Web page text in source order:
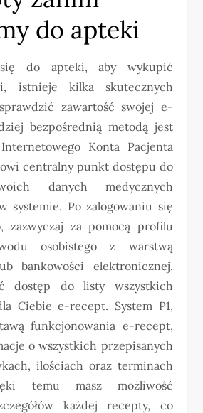
do apteki
do apteki, aby wykupić
istnieje kilka skutecznych
zawartość swojej e-
bezpośrednią metodą jest
Konta Pacjenta
centralny punkt dostępu do
danych medycznych
systemie. Po zalogowaniu się
zazwyczaj za pomocą profilu
osobistego z warstwą
bankowości elektronicznej,
dostęp do listy wszystkich
Ciebie e-recept. System P1,
funkcjonowania e-recept,
o wszystkich przepisanych
ilościach oraz terminach
temu masz możliwość
każdej recepty, co